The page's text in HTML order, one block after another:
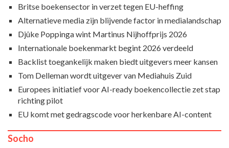
Britse boekensector in verzet tegen EU-heffing
Alternatieve media zijn blijvende factor in medialandschap
Djûke Poppinga wint Martinus Nijhoffprijs 2026
Internationale boekenmarkt begint 2026 verdeeld
Backlist toegankelijk maken biedt uitgevers meer kansen
Tom Delleman wordt uitgever van Mediahuis Zuid
Europees initiatief voor AI-ready boekencollectie zet stap
richting pilot
EU komt met gedragscode voor herkenbare AI-content
Socho